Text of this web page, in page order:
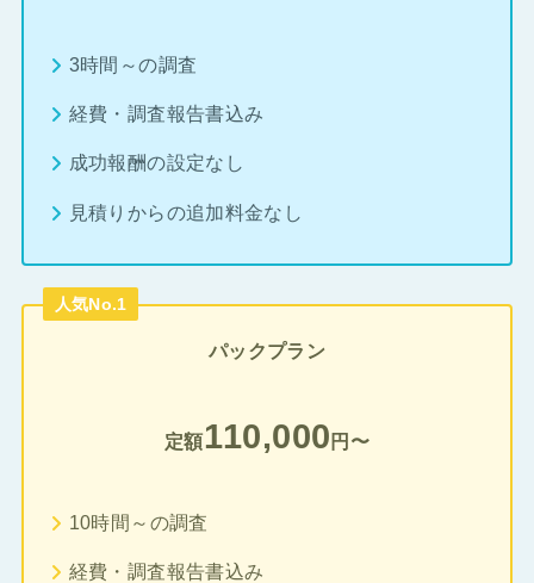
3時間～の調査
経費・調査報告書込み
成功報酬の設定なし
見積りからの追加料金なし
人気No.1
パックプラン
定額110,000 円〜
10時間～の調査
経費・調査報告書込み